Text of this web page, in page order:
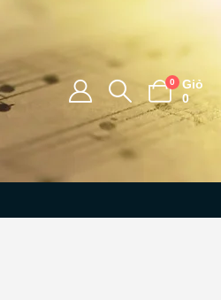
0
Giỏ
0